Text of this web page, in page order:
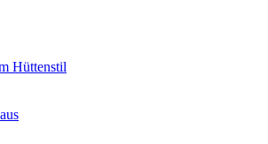
Hüttenstil